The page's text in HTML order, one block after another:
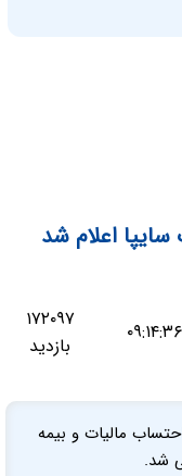
اعلام شد
۱۷۲۰۹۷
بازدید
مالیات و بیمه